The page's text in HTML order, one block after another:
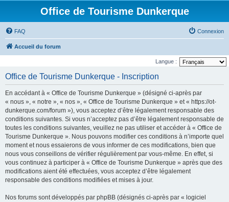
Office de Tourisme Dunkerque
FAQ Connexion
Accueil du forum
Langue :
Office de Tourisme Dunkerque - Inscription
En accédant à « Office de Tourisme Dunkerque » (désigné ci-après par
« nous », « notre », « nos », « Office de Tourisme Dunkerque » et « https://ot-
dunkerque.com/forum »), vous acceptez d’être légalement responsable des
conditions suivantes. Si vous n’acceptez pas d’être légalement responsable de
toutes les conditions suivantes, veuillez ne pas utiliser et accéder à « Office de
Tourisme Dunkerque ». Nous pouvons modifier ces conditions à n’importe quel
moment et nous essaierons de vous informer de ces modifications, bien que
nous vous conseillons de vérifier régulièrement par vous-même. En effet, si
vous continuez à participer à « Office de Tourisme Dunkerque » après que des
modifications aient été effectuées, vous acceptez d’être légalement
responsable des conditions modifiées et mises à jour.
Nos forums sont développés par phpBB (désignés ci-après par « logiciel